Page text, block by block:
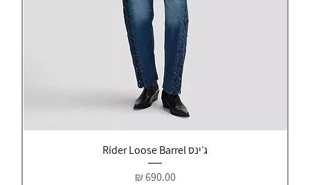
ג׳ינס Rider Loose Barrel
מחיר‏690.00 ‏₪